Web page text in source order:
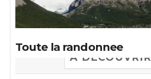
Toute la randonnee
A DECOUVRIR